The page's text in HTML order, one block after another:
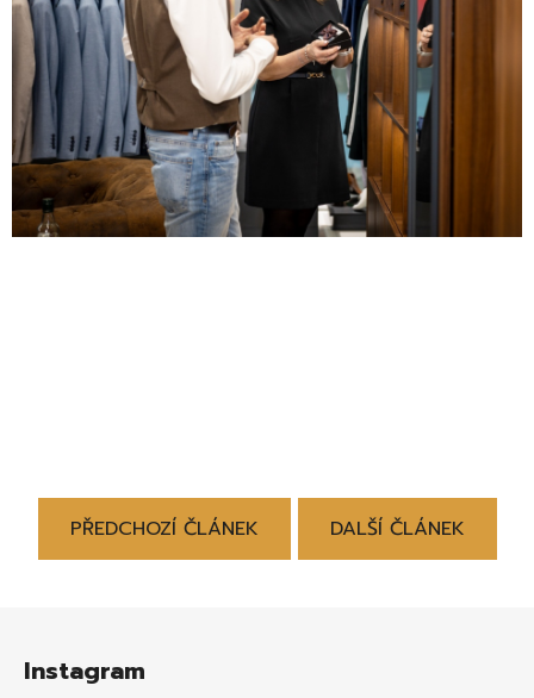
PŘEDCHOZÍ ČLÁNEK DALŠÍ ČLÁNEK
Instagram